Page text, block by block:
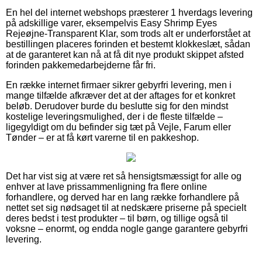
En hel del internet webshops præsterer 1 hverdags levering
på adskillige varer, eksempelvis Easy Shrimp Eyes
Rejeøjne-Transparent Klar, som trods alt er underforstået at
bestillingen placeres forinden et bestemt klokkeslæt, sådan
at de garanteret kan nå at få dit nye produkt skippet afsted
forinden pakkemedarbejderne får fri.
En række internet firmaer sikrer gebyrfri levering, men i
mange tilfælde afkræver det at der aftages for et konkret
beløb. Derudover burde du beslutte sig for den mindst
kostelige leveringsmulighed, der i de fleste tilfælde –
ligegyldigt om du befinder sig tæt på Vejle, Farum eller
Tønder – er at få kørt varerne til en pakkeshop.
Det har vist sig at være ret så hensigtsmæssigt for alle og
enhver at lave prissammenligning fra flere online
forhandlere, og derved har en lang række forhandlere på
nettet set sig nødsaget til at nedskære priserne på specielt
deres bedst i test produkter – til børn, og tillige også til
voksne – enormt, og endda nogle gange garantere gebyrfri
levering.